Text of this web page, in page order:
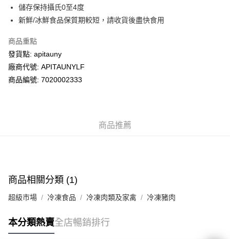
WeChat Pay
送貨上門 (不支援順豐自取點及智能櫃)
每筆HK$100.00，滿HK$500.00或以上免運費
儲存保持攝氏0至4度
新鮮/冰鮮食品保質期較短，請收貨後盡快食用
商品重點
發貨點: apitauny
廠商代號: APITAUNYLF
商品編號: 7020002333
商品推薦
商品相關分類 (1)
超級市場 冷凍食品 冷凍肉類及家禽 冷凍豬肉
本分類熱賣全店暢銷排行